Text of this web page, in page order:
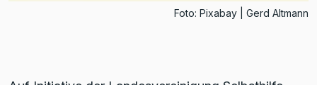
Foto: Pixabay | Gerd Altmann